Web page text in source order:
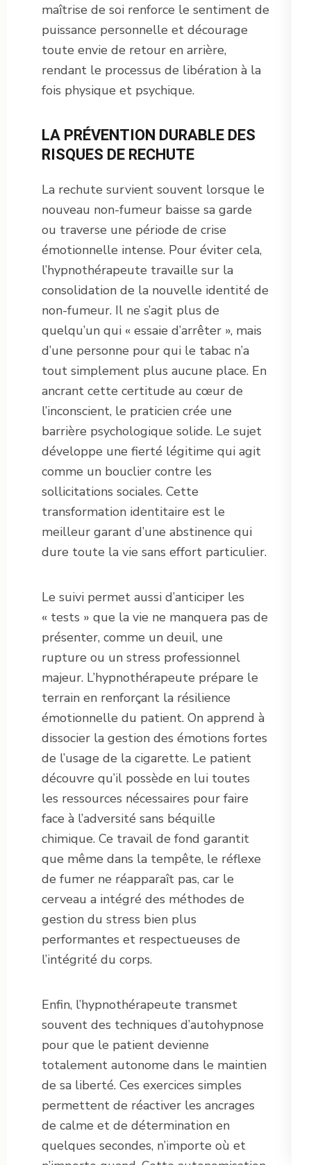
maîtrise de soi renforce le sentiment de
puissance personnelle et décourage
toute envie de retour en arrière,
rendant le processus de libération à la
fois physique et psychique.
LA PRÉVENTION DURABLE DES
RISQUES DE RECHUTE
La rechute survient souvent lorsque le
nouveau non-fumeur baisse sa garde
ou traverse une période de crise
émotionnelle intense. Pour éviter cela,
l’hypnothérapeute travaille sur la
consolidation de la nouvelle identité de
non-fumeur. Il ne s’agit plus de
quelqu’un qui « essaie d’arrêter », mais
d’une personne pour qui le tabac n’a
tout simplement plus aucune place. En
ancrant cette certitude au cœur de
l’inconscient, le praticien crée une
barrière psychologique solide. Le sujet
développe une fierté légitime qui agit
comme un bouclier contre les
sollicitations sociales. Cette
transformation identitaire est le
meilleur garant d’une abstinence qui
dure toute la vie sans effort particulier.
Le suivi permet aussi d’anticiper les
« tests » que la vie ne manquera pas de
présenter, comme un deuil, une
rupture ou un stress professionnel
majeur. L’hypnothérapeute prépare le
terrain en renforçant la résilience
émotionnelle du patient. On apprend à
dissocier la gestion des émotions fortes
de l’usage de la cigarette. Le patient
découvre qu’il possède en lui toutes
les ressources nécessaires pour faire
face à l’adversité sans béquille
chimique. Ce travail de fond garantit
que même dans la tempête, le réflexe
de fumer ne réapparaît pas, car le
cerveau a intégré des méthodes de
gestion du stress bien plus
performantes et respectueuses de
l’intégrité du corps.
Enfin, l’hypnothérapeute transmet
souvent des techniques d’autohypnose
pour que le patient devienne
totalement autonome dans le maintien
de sa liberté. Ces exercices simples
permettent de réactiver les ancrages
de calme et de détermination en
quelques secondes, n’importe où et